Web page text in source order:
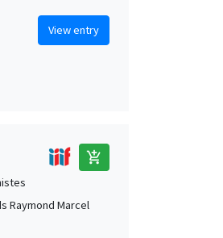
View entry
add_shopping_cart
Raymond Marcel